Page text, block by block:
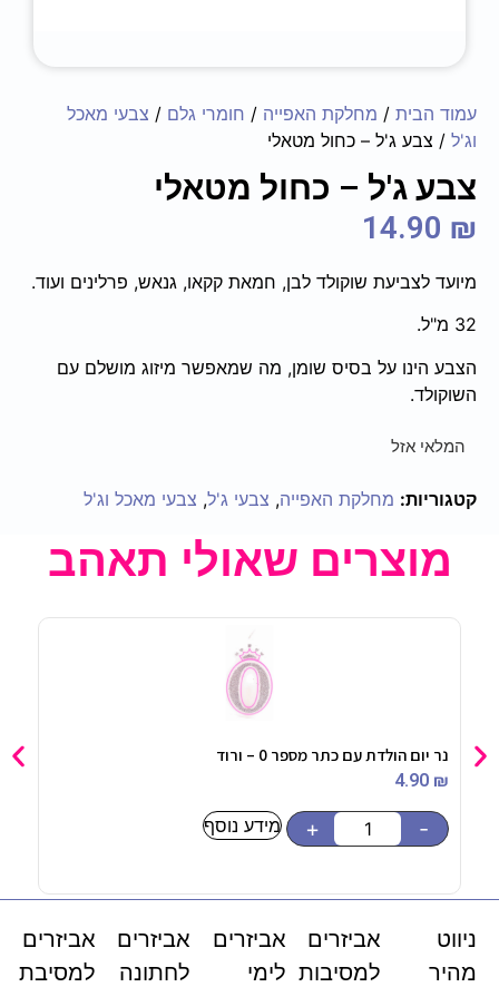
עמוד הבית / מחלקת האפייה / חומרי גלם / צבעי מאכל
וג'ל / צבע ג'ל – כחול מטאלי
צבע ג'ל – כחול מטאלי
14.90 ₪
מיועד לצביעת שוקולד לבן, חמאת קקאו, גנאש, פרלינים ועוד.
32 מ"ל.
הצבע הינו על בסיס שומן, מה שמאפשר מיזוג מושלם עם
השוקולד.
המלאי אזל
קטגוריות: מחלקת האפייה, צבעי ג'ל, צבעי מאכל וג'ל
מוצרים שאולי תאהב
נר יום הולדת עם כתר מספר 0 – ורוד
4.90 ₪
-
+ מידע נוסף
ניווט
מהיר
אביזרים
למסיבות
אביזרים
לימי
אביזרים
לחתונה
אביזרים
למסיבת